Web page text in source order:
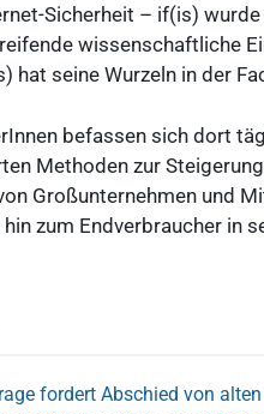
Sicherheit – if(is)
wissenschaftliche
hat seine Wurzeln in der
befassen sich dort
Methoden zur
Großunternehmen und
zum Endverbraucher in
fordert Abschied von